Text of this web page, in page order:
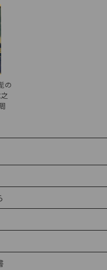
の